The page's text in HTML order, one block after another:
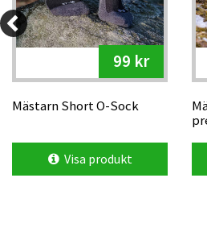
99 kr
Mästarn Short O-Sock
Visa produkt